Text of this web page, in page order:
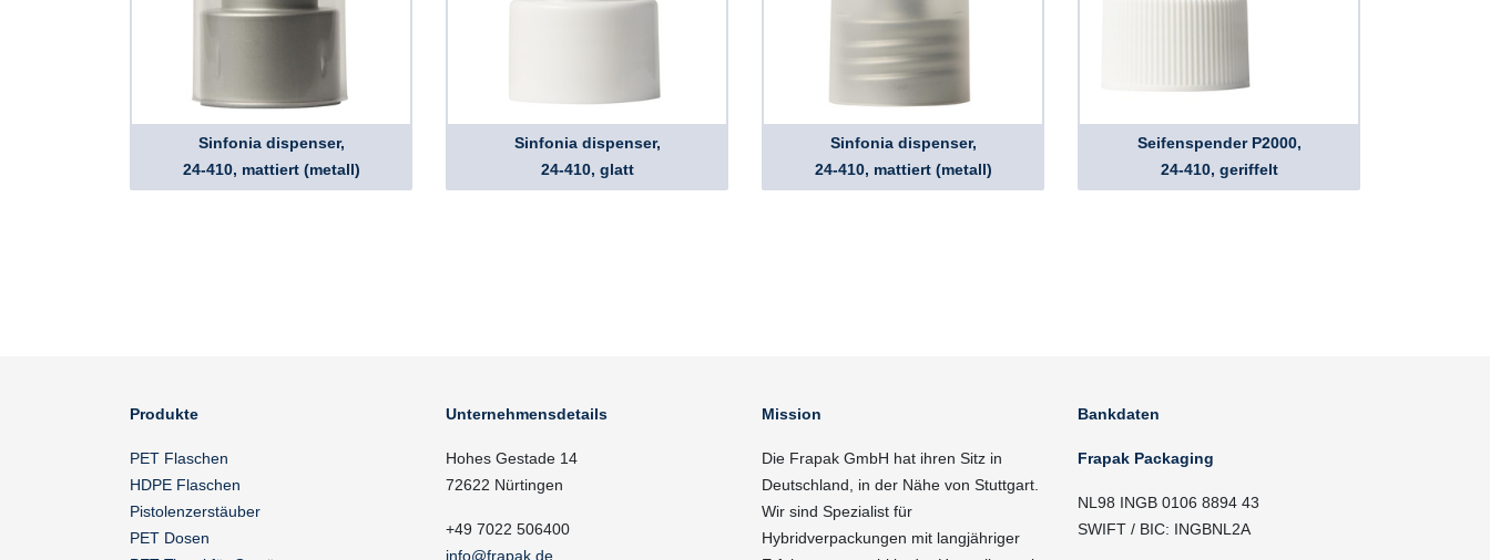
Sinfonia dispenser,
24-410, mattiert (metall)
Sinfonia dispenser,
24-410, glatt
Sinfonia dispenser,
24-410, mattiert (metall)
Seifenspender P2000,
24-410, geriffelt
Produkte
PET Flaschen
HDPE Flaschen
Pistolenzerstäuber
PET Dosen
Unternehmensdetails
Hohes Gestade 14
72622 Nürtingen
+49 7022 506400
info@frapak.de
Mission
Die Frapak GmbH hat ihren Sitz in
Deutschland, in der Nähe von Stuttgart.
Wir sind Spezialist für
Hybridverpackungen mit langjähriger
Bankdaten
Frapak Packaging
NL98 INGB 0106 8894 43
SWIFT / BIC: INGBNL2A